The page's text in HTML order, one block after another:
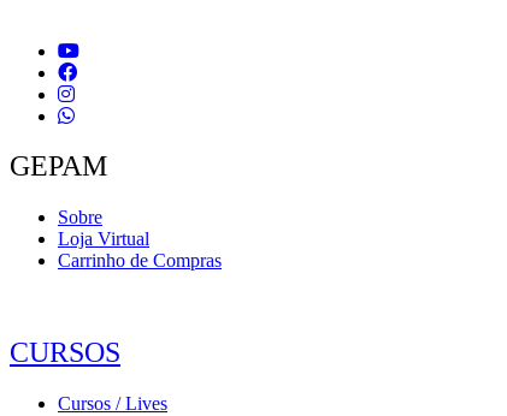
GEPAM
Sobre
Loja Virtual
Carrinho de Compras
CURSOS
Cursos / Lives